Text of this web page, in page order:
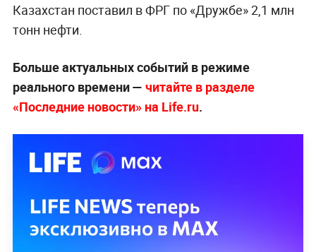
Казахстан поставил в ФРГ по «Дружбе» 2,1 млн
тонн нефти.
Больше актуальных событий в режиме
реального времени — читайте в разделе
«Последние новости» на Life.ru.